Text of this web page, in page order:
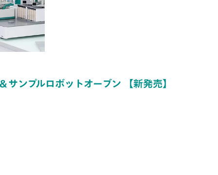
ンプルロボットオーブン 【新発売】